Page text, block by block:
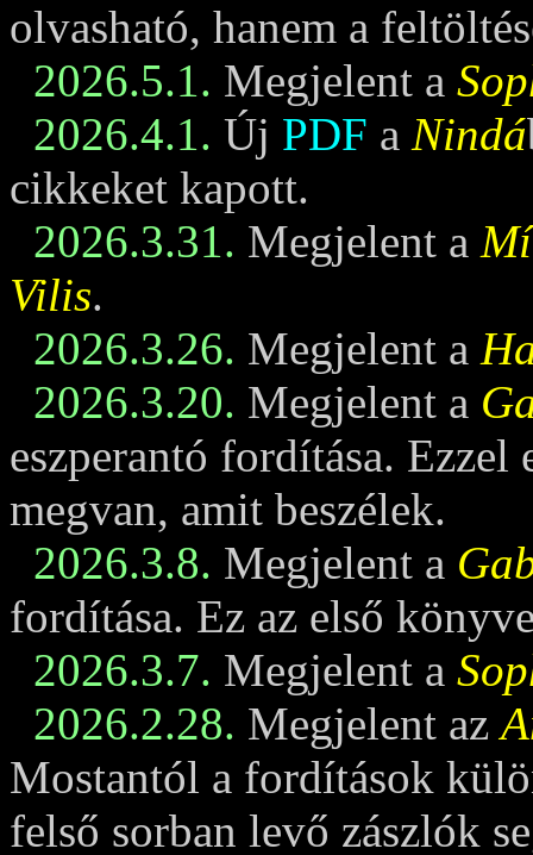
olvasható, hanem a
2026.5.1. Megjelent a
2026.4.1. Új PDF a Nindá
cikkeket kapott.
2026.3.31. Megjelent a
Vilis.
2026.3.26. Megjelent a
2026.3.20. Megjelent a
eszperantó fordítása. Ezzel
megvan, amit beszélek.
2026.3.8. Megjelent a
fordítása. Ez az első
2026.3.7. Megjelent a
2026.2.28. Megjelent az
Mostantól a fordítások
felső sorban levő zászlók